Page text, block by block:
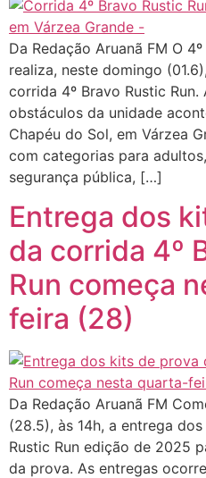
Da Redação Aruanã FM O
realiza, neste domingo
corrida 4º Bravo Rustic
obstáculos da unidade
Chapéu do Sol, em Várzea
com categorias para
segurança pública, […]
Entrega dos
da corrida 4º
Run começa
feira (28)
Da Redação Aruanã FM
(28.5), às 14h, a entrega
Rustic Run edição de 2025
da prova. As entregas